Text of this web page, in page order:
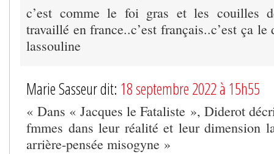
c’est comme le foi gras et les couilles
travaillé en france..c’est français..c’est ça
lassouline
Marie Sasseur dit: 18 septembre 2022 à 15h55
« Dans « Jacques le Fataliste », Diderot
fmmes dans leur réalité et leur dimension
arrière-pensée misogyne »